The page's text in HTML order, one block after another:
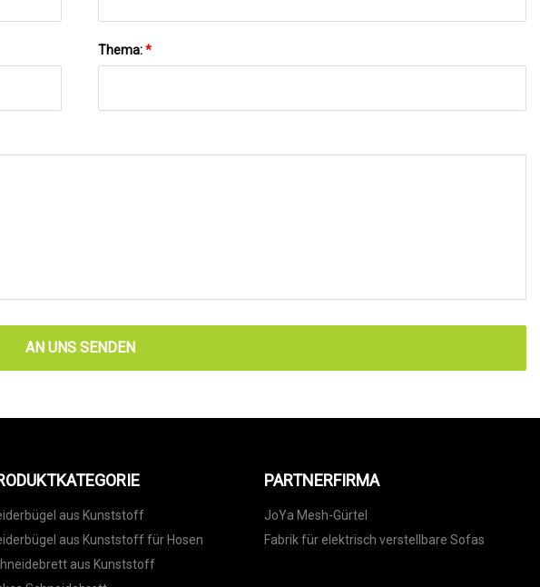
Thema:*
AN UNS SENDEN
aus Kunststoff
aus Kunststoff für Hosen
aus Kunststoff
PARTNERFIRMA
JoYa Mesh-Gürtel
Fabrik für elektrisch verstellbare Sofas